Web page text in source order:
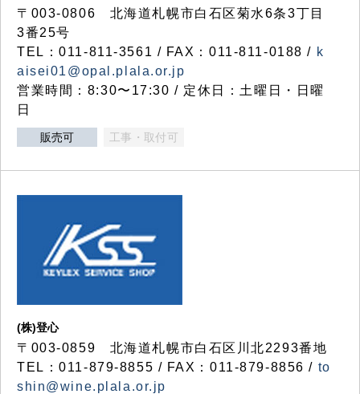
〒003-0806 北海道札幌市白石区菊水6条3丁目
3番25号
TEL：011-811-3561 / FAX：011-811-0188 / k
aisei01@opal.plala.or.jp
営業時間：8:30〜17:30 / 定休日：土曜日・日曜
日
販売可 工事・取付可
(株)登心
〒003-0859 北海道札幌市白石区川北2293番地
TEL：011-879-8855 / FAX：011-879-8856 / to
shin@wine.plala.or.jp